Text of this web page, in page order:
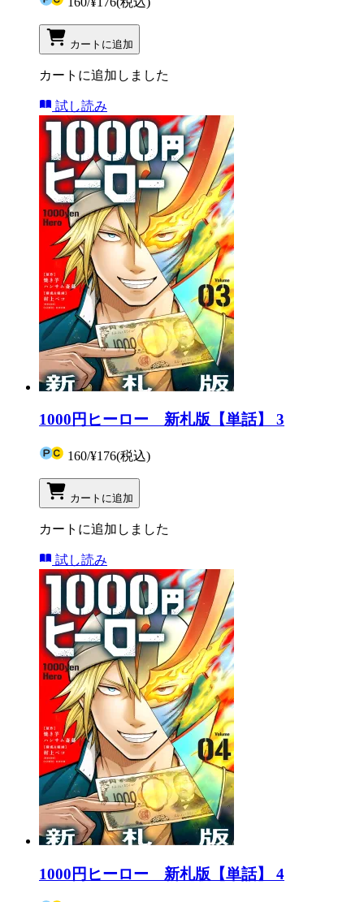
カートに追加
カートに追加しました
試し読み
1000円ヒーロー 新札版【単話】 3
160/¥176(税込)
カートに追加
カートに追加しました
試し読み
1000円ヒーロー 新札版【単話】 4